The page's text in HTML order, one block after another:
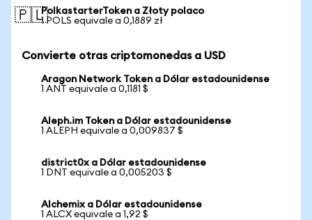
🇵🇱PolkastarterToken a Złoty polaco
1 POLS equivale a 0,1889 zł
Convierte otras criptomonedas a USD
Aragon Network Token a Dólar estadounidense
1 ANT equivale a 0,1181 $
Aleph.im Token a Dólar estadounidense
1 ALEPH equivale a 0,009837 $
district0x a Dólar estadounidense
1 DNT equivale a 0,005203 $
Alchemix a Dólar estadounidense
1 ALCX equivale a 1,92 $